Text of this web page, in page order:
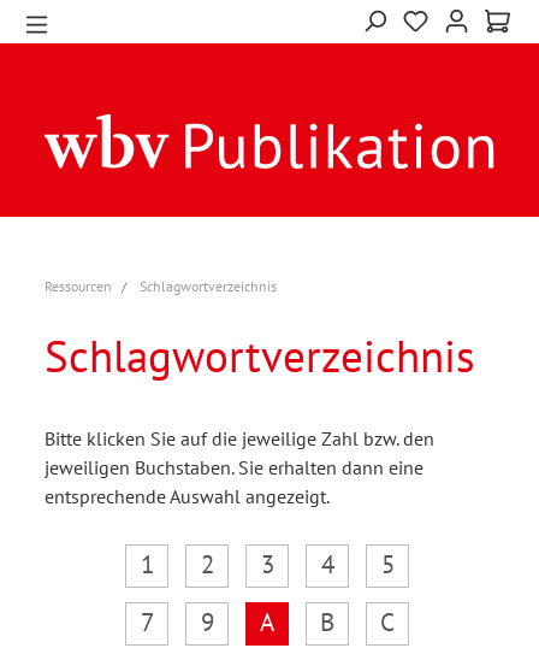
Ressourcen Schlagwortverzeichnis
Schlagwortverzeichnis
Bitte klicken Sie auf die jeweilige Zahl bzw. den
jeweiligen Buchstaben. Sie erhalten dann eine
entsprechende Auswahl angezeigt.
1 2 3 4
5
7
9 A B
C